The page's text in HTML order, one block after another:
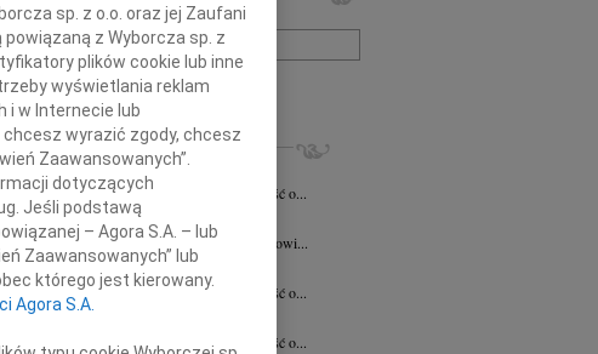
i nazwisko lub numer ogłoszenia:
+ szukanie zaawansowane
NEKROLOGI
Jan Pacławski 07.08.2026Kielce
Z głębokim smutkiem przyjęliśmy wiadomość o...
Bożena Szostakiewicz
Drogiemu Koledze Panu Notariuszowi Piotrowi...
20.05.2026
Kielce
Z głębokim smutkiem przyjęliśmy wiadomość o...
Damian Pełka
Z głębokim smutkiem przyjęliśmy wiadomość o...
sp. z o.o. oraz jej Zaufani
powiązaną z Wyborcza sp. z
plików cookie lub inne
wyświetlania reklam
i w Internecie lub
wyrazić zgody, chcesz
Zaawansowanych”.
dotyczących
Jeśli podstawą
– Agora S.A. – lub
Zaawansowanych” lub
którego jest kierowany.
Agora S.A.